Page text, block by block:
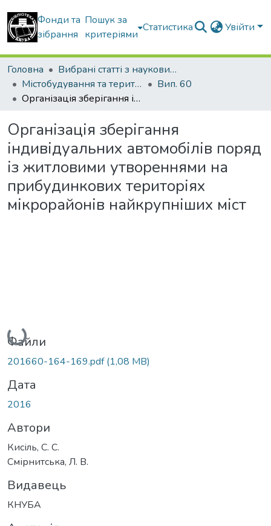
Фонди та
зібрання
Пошук за
критеріями
Статистика Увійти
Головна
Вибрані статті з наукових збірників КНУБА
Містобудування та територіальне планування
Вип. 60
Організація зберігання індивідуальних автомобілів поряд із житловими утвореннями на прибудинкових територіях мікрорайонів найкрупніших міст
Організація зберігання
індивідуальних автомобілів поряд
із житловими утвореннями на
прибудинкових територіях
мікрорайонів найкрупніших міст
Вантажиться...
Файли
201660-164-169.pdf(1,08 MB)
Дата
2016
Автори
Кисіль, С. С.
Смірнитська, Л. В.
Видавець
КНУБА